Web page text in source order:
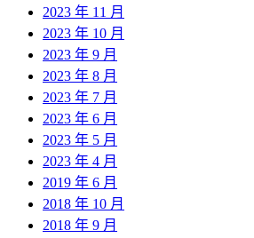
2023 年 11 月
2023 年 10 月
2023 年 9 月
2023 年 8 月
2023 年 7 月
2023 年 6 月
2023 年 5 月
2023 年 4 月
2019 年 6 月
2018 年 10 月
2018 年 9 月